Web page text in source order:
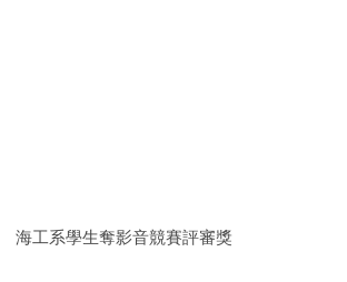
海工系學生奪影音競賽評審獎